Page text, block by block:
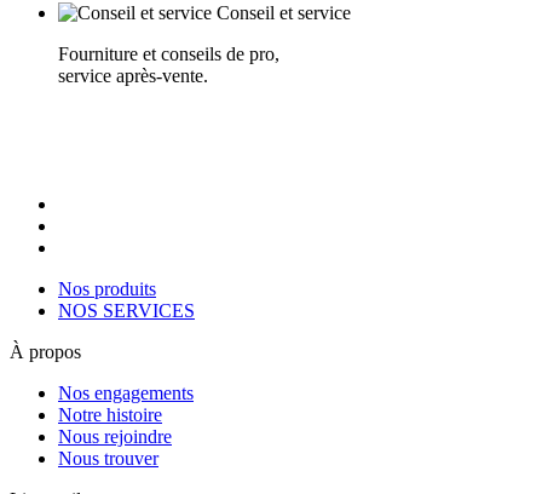
Conseil et service
Fourniture et conseils de pro,
service après-vente.
Nos produits
NOS SERVICES
À propos
Nos engagements
Notre histoire
Nous rejoindre
Nous trouver